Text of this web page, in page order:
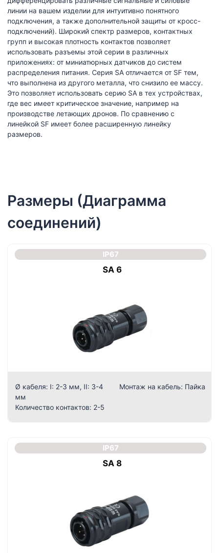
линии на вашем изделии для интуитивно понятного
подключения, а также дополнительной защиты от кросс-
подключений). Широкий спектр размеров, контактных
групп и высокая плотность контактов позволяет
использовать разъемы этой серии в различных
приложениях: от миниатюрных датчиков до систем
распределения питания. Серия SA отличается от SF тем,
что выполнена из другого металла, что снизило ее массу.
Это позволяет использовать серию SA в тех устройствах,
где вес имеет критическое значение, например на
производстве летающих дронов. По сравнению с
линейкой SF имеет более расширенную линейку
размеров.
Размеры (Диаграмма
соединений)
SA 6
IP67
Ø кабеля: I: 2-3 мм, II: 3-4
мм
Монтаж на кабель: Пайка
Количество контактов: 2-5
SA 8
IP67